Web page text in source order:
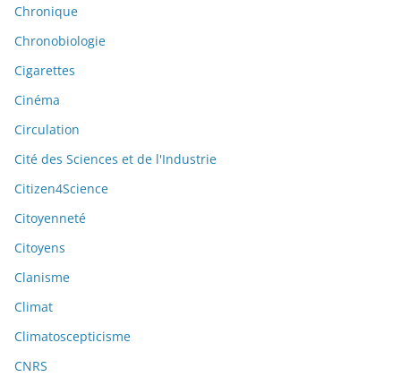
Chronique
Chronobiologie
Cigarettes
Cinéma
Circulation
Cité des Sciences et de l'Industrie
Citizen4Science
Citoyenneté
Citoyens
Clanisme
Climat
Climatoscepticisme
CNRS